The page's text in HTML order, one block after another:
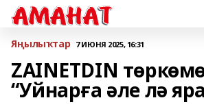
Яңылыҡтар 7 ИЮНЯ 2025, 16:31
ZAINETDIN
“Уйнарға әле лә